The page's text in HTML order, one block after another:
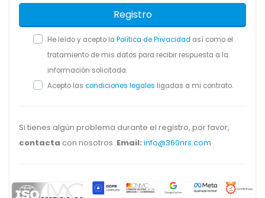
Registro
He leído y acepto la Política de Privacidad así como el
tratamiento de mis datos para recibir respuesta a la
información solicitada.
Acepto las condiciones legales ligadas a mi contrato.
Si tienes algún problema durante el registro, por favor,
contacta con nosotros. Email: info@360nrs.com